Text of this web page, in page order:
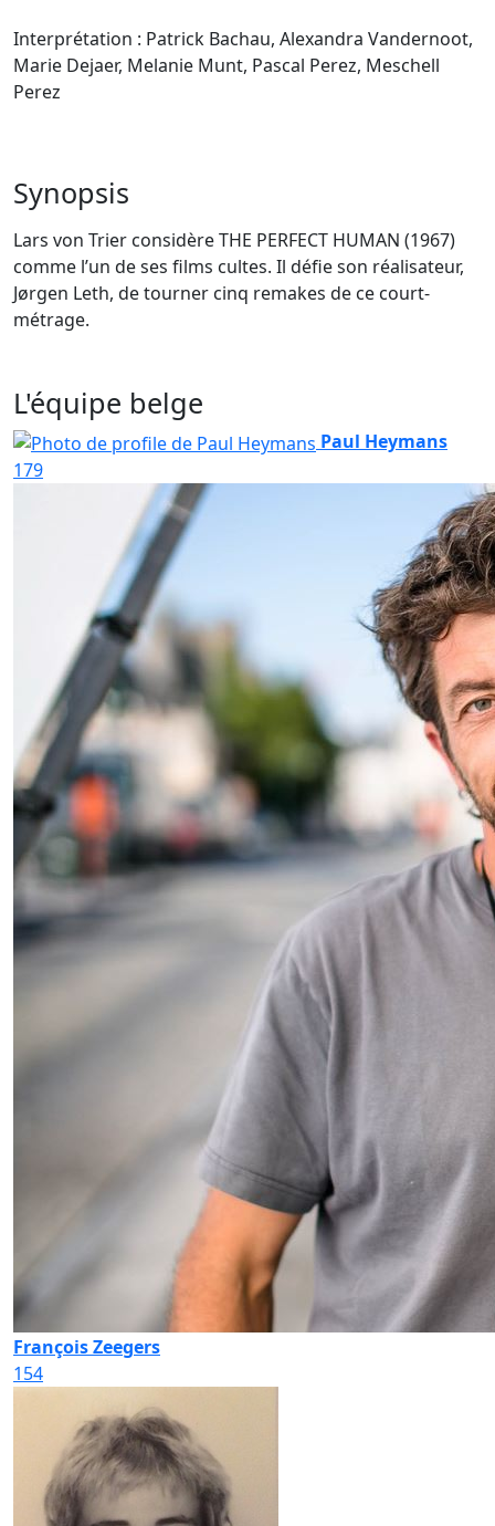
Interprétation : Patrick Bachau, Alexandra Vandernoot,
Marie Dejaer, Melanie Munt, Pascal Perez, Meschell
Perez
Synopsis
Lars von Trier considère THE PERFECT HUMAN (1967)
comme l’un de ses films cultes. Il défie son réalisateur,
Jørgen Leth, de tourner cinq remakes de ce court-
métrage.
L'équipe belge
Paul Heymans
179
François Zeegers
154